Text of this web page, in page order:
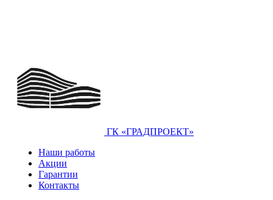
ГК «ГРАДПРОЕКТ»
Наши работы
Акции
Гарантии
Контакты